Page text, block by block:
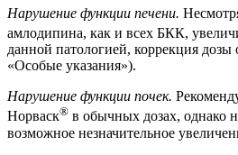
Нарушение функции печени.
амлодипина, как и всех БКК,
данной патологией, коррекция дозы
«Особые указания»).
Нарушение функции почек.
Норваск® в обычных дозах, однако
возможное незначительное